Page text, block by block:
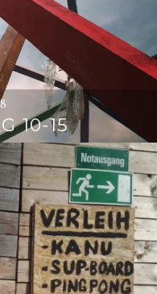
10-15